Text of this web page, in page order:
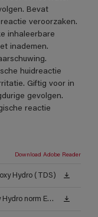
Bevat
veroorzaken.
inhaleerbare
inademen.
huidreactie
Giftig voor in
gevolgen.
reactie
Download Adobe Reader
Hydro (TDS)
CE-Prestatieverklaring Stelfloor Epoxy Hydro norm EN 13813_1